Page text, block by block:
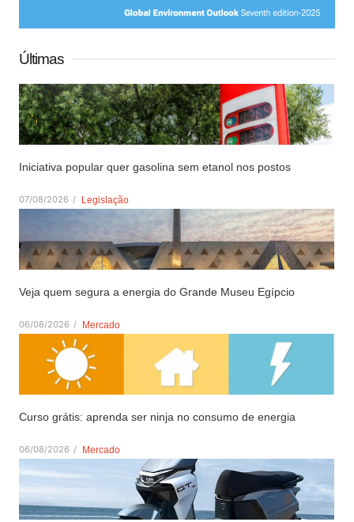
Últimas
Iniciativa popular quer gasolina sem etanol nos postos
07/08/2026 / Legislação
Veja quem segura a energia do Grande Museu Egípcio
06/08/2026 / Mercado
Curso grátis: aprenda ser ninja no consumo de energia
06/08/2026 / Mercado